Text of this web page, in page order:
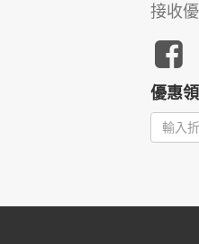
接收
優惠